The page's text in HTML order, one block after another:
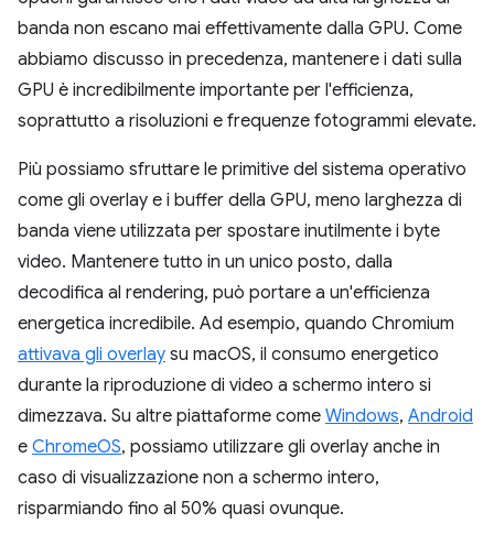
banda non escano mai effettivamente dalla GPU. Come
abbiamo discusso in precedenza, mantenere i dati sulla
GPU è incredibilmente importante per l'efficienza,
soprattutto a risoluzioni e frequenze fotogrammi elevate.
Più possiamo sfruttare le primitive del sistema operativo
come gli overlay e i buffer della GPU, meno larghezza di
banda viene utilizzata per spostare inutilmente i byte
video. Mantenere tutto in un unico posto, dalla
decodifica al rendering, può portare a un'efficienza
energetica incredibile. Ad esempio, quando Chromium
attivava gli overlay su macOS, il consumo energetico
durante la riproduzione di video a schermo intero si
dimezzava. Su altre piattaforme come Windows, Android
e ChromeOS, possiamo utilizzare gli overlay anche in
caso di visualizzazione non a schermo intero,
risparmiando fino al 50% quasi ovunque.